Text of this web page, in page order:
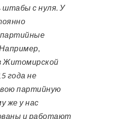
с нуля. У
Житомирской
года не
партийную
же у нас
и работают